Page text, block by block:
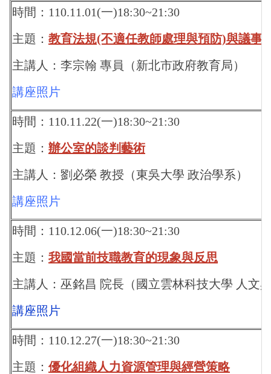
時間：110.11.01(一)18:30~21:30
主題： 教育法規(不適任教師處理與預防)與議事
主講人：李宗翰 專員（新北市政府教育局）
講座照片
時間：110.11.22(一)18:30~21:30
主題： 辦公室的談判藝術
主講人：劉必榮 教授（東吳大學 政治學系）
講座照片
時間：110.12.06(一)18:30~21:30
主題： 我國當前技職教育的現象與反思
主講人：巫銘昌 院長（國立雲林科技大學 人文
講座照片
時間：110.12.27(一)18:30~21:30
主題： 優化組織人力資源管理與經營策略